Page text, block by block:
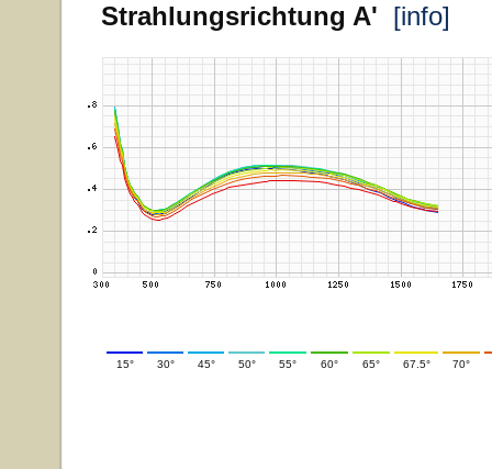
Strahlungsrichtung A' [info]
15° 30° 45° 50° 55° 60° 65° 67.5° 70°